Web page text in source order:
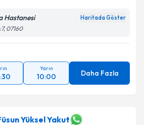
Hastanesi Haritada Göster
07160
Yarın
10:00 Daha Fazla
Yüksel Yakut